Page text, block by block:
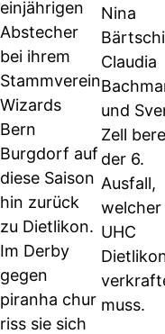
einjährigen
Abstecher
bei ihrem
Stammverein
Wizards
Bern
Burgdorf auf
diese Saison
hin zurück
zu Dietlikon.
Im Derby
gegen
piranha chur
riss sie sich
Nina
Claudia
und
Zell
der 6.
Ausfall,
welcher
UHC
muss.